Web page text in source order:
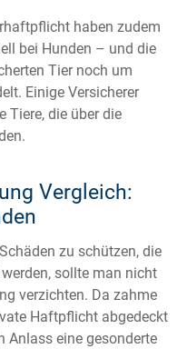
haben zudem
bei Hunden – und die
Tier noch um
Einige Versicherer
Tiere, die über die
Vergleich:
zu schützen, die
sollte man nicht
verzichten. Da zahme
Haftpflicht abgedeckt
Anlass eine gesonderte